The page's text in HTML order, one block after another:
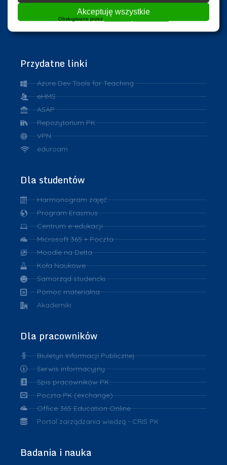
Przydatne linki
Azure Dev Tools for Teaching
eHMS
ASAP
Repozytorium PK
VPN
eduroam
Dla studentów
Harmonogram zajęć
Program Erasmus
Centrum e-edukacji
Microsoft 365 + Poczta
Moodle na Delta
Koła Naukowe
Samorząd studencki
Pomoc materialna
Akademiki
Dla pracowników
Biuletyn Informacji Publicznej
Serwis informacyjny
Spis pracowników PK
Poczta PK (exchange)
Office 365 Education Online
Portal zarządzania wiedzą - CRIS PK
Badania i nauka
Akceptuję wszystkie
Obsługiwane przez